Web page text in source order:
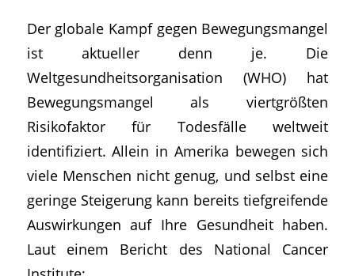
Der globale Kampf gegen Bewegungsmangel
ist aktueller denn je. Die
Weltgesundheitsorganisation (WHO) hat
Bewegungsmangel als viertgrößten
Risikofaktor für Todesfälle weltweit
identifiziert. Allein in Amerika bewegen sich
viele Menschen nicht genug, und selbst eine
geringe Steigerung kann bereits tiefgreifende
Auswirkungen auf Ihre Gesundheit haben.
Laut einem Bericht des National Cancer